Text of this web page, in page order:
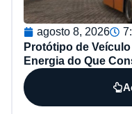
agosto 8, 2026
Protótipo de
Energia do Que